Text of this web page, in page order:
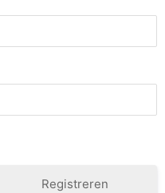
Registreren